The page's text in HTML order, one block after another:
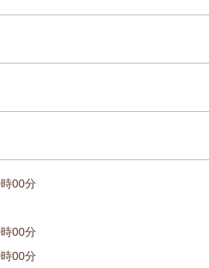
00分
00分
00分